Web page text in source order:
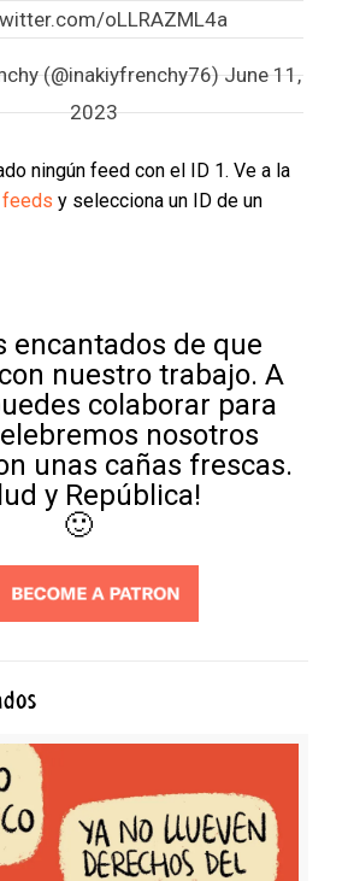
oLLRAZML4a
(@inakiyfrenchy76)June 11,
2023
ningún feed con el ID 1. Ve a la
y selecciona un ID de un
encantados de que
nuestro trabajo. A
colaborar para
nosotros
unas cañas frescas.
y República!
🙂